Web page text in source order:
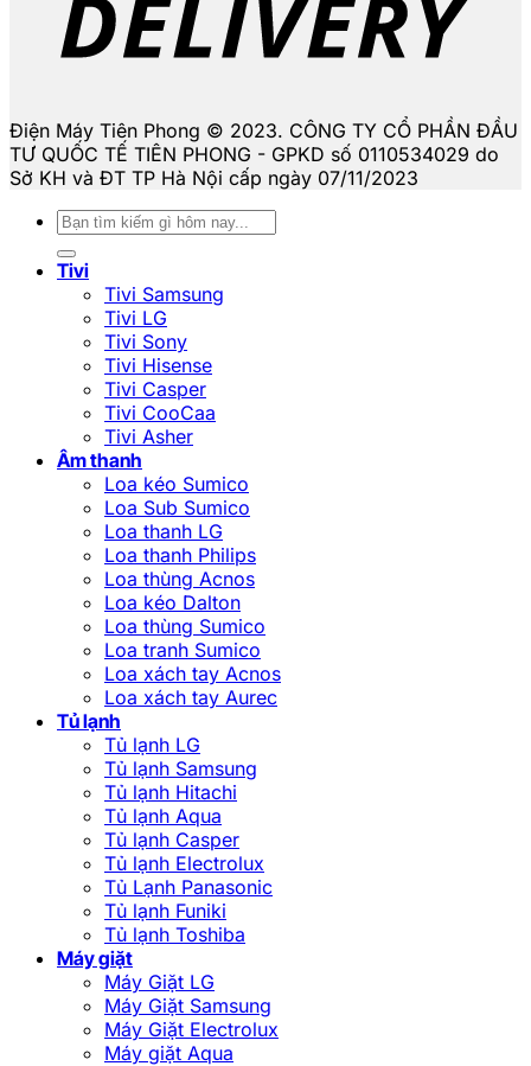
Điện Máy Tiên Phong © 2023. CÔNG TY CỔ PHẦN ĐẦU
TƯ QUỐC TẾ TIÊN PHONG - GPKD số 0110534029 do
Sở KH và ĐT TP Hà Nội cấp ngày 07/11/2023
Tìm
kiếm:
Tivi
Tivi Samsung
Tivi LG
Tivi Sony
Tivi Hisense
Tivi Casper
Tivi CooCaa
Tivi Asher
Âm thanh
Loa kéo Sumico
Loa Sub Sumico
Loa thanh LG
Loa thanh Philips
Loa thùng Acnos
Loa kéo Dalton
Loa thùng Sumico
Loa tranh Sumico
Loa xách tay Acnos
Loa xách tay Aurec
Tủ lạnh
Tủ lạnh LG
Tủ lạnh Samsung
Tủ lạnh Hitachi
Tủ lạnh Aqua
Tủ lạnh Casper
Tủ lạnh Electrolux
Tủ Lạnh Panasonic
Tủ lạnh Funiki
Tủ lạnh Toshiba
Máy giặt
Máy Giặt LG
Máy Giặt Samsung
Máy Giặt Electrolux
Máy giặt Aqua